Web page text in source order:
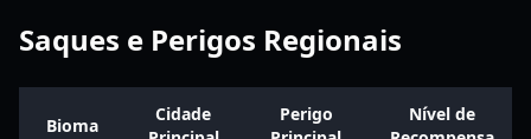
Saques e Perigos Regionais
Bioma
Cidade
Perigo
Nível de